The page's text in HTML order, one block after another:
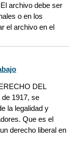
archivo debe ser
o en los
el archivo en el
DEL
1917, se
la legalidad y
Que es el
derecho liberal en